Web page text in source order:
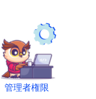
管理者権限